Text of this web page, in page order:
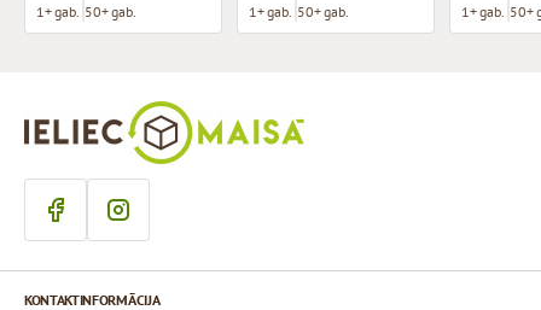
1+ gab. 50+ gab. 1+ gab. 50+ gab. 1+ gab. 50+
KONTAKTINFORMĀCIJA